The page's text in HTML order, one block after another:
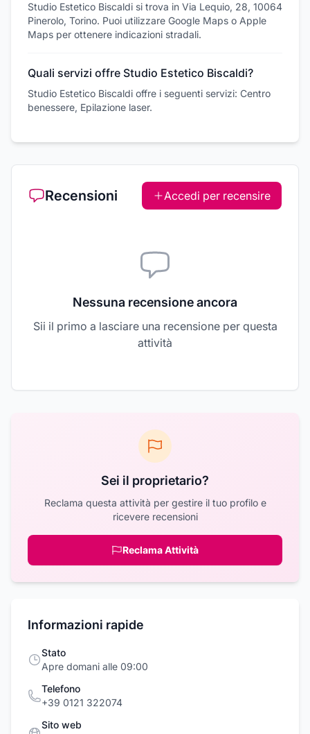
Studio Estetico Biscaldi si trova in Via Lequio, 28, 10064
Pinerolo, Torino. Puoi utilizzare Google Maps o Apple
Maps per ottenere indicazioni stradali.
Quali servizi offre Studio Estetico Biscaldi?
Studio Estetico Biscaldi offre i seguenti servizi: Centro
benessere, Epilazione laser.
Recensioni Accedi per recensire
Nessuna recensione ancora
Sii il primo a lasciare una recensione per questa
attività
Sei il proprietario?
Reclama questa attività per gestire il tuo profilo e
ricevere recensioni
Reclama Attività
Informazioni rapide
Stato
Apre domani alle 09:00
Telefono
+39 0121 322074
Sito web